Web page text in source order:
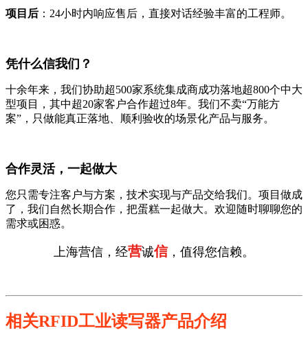
项目后 ：24小时内响应售后，直接对话经验丰富的工程师。
凭什么信我们？
十余年来，我们协助超500家系统集成商成功落地超800个中大
型项目，其中超20家客户合作超过8年。我们不卖“万能方
案”，只做能真正落地、顺利验收的场景化产品与服务。
合作灵活，一起做大
您只需专注客户与方案，技术实现与产品交给我们。项目做成
了，我们自然长期合作，把蛋糕一起做大。欢迎随时聊聊您的
需求或困惑。
上海营信，经营诚信，值得您信赖。
相关RFID工业读写器产品介绍